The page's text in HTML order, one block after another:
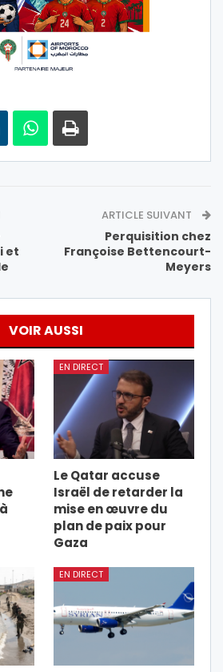
et
ARTICLE SUIVANT
Perquisition chez
Françoise Bettencourt-
Meyers
VOIR AUSSI
EN DIRECT
Le Qatar accuse
Israël de retarder la
mise en œuvre du
plan de paix pour
Gaza
EN DIRECT